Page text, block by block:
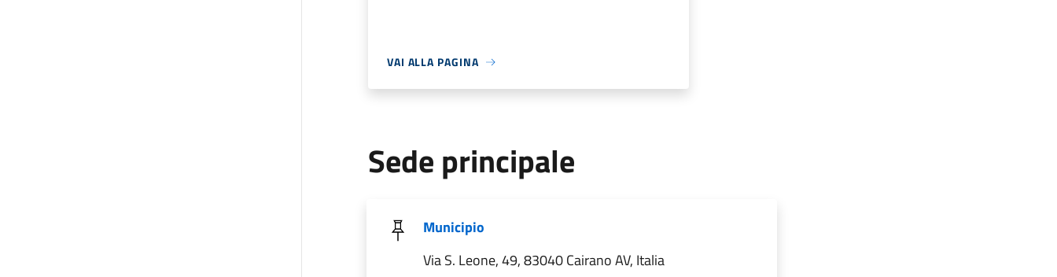
VAI ALLA PAGINA
Sede principale
Municipio
Via S. Leone, 49, 83040 Cairano AV, Italia